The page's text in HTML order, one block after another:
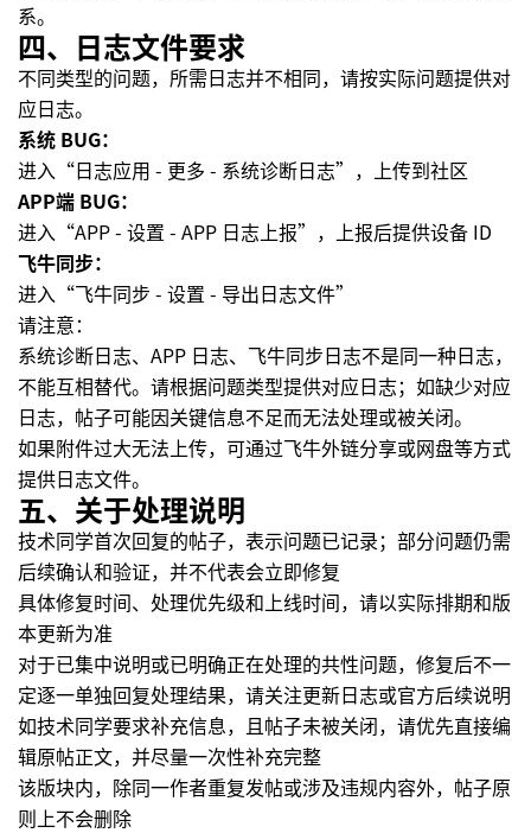
系。
四、日志文件要求
不同类型的问题，所需日志并不相同，请按实际问题提供对
应日志。
系统 BUG：
进入“日志应用 - 更多 - 系统诊断日志”，上传到社区
APP端 BUG：
进入“APP - 设置 - APP 日志上报”，上报后提供设备 ID
飞牛同步：
进入“飞牛同步 - 设置 - 导出日志文件”
请注意：
系统诊断日志、APP 日志、飞牛同步日志不是同一种日志，
不能互相替代。请根据问题类型提供对应日志；如缺少对应
日志，帖子可能因关键信息不足而无法处理或被关闭。
如果附件过大无法上传，可通过飞牛外链分享或网盘等方式
提供日志文件。
五、关于处理说明
技术同学首次回复的帖子，表示问题已记录；部分问题仍需
后续确认和验证，并不代表会立即修复
具体修复时间、处理优先级和上线时间，请以实际排期和版
本更新为准
对于已集中说明或已明确正在处理的共性问题，修复后不一
定逐一单独回复处理结果，请关注更新日志或官方后续说明
如技术同学要求补充信息，且帖子未被关闭，请优先直接编
辑原帖正文，并尽量一次性补充完整
该版块内，除同一作者重复发帖或涉及违规内容外，帖子原
则上不会删除